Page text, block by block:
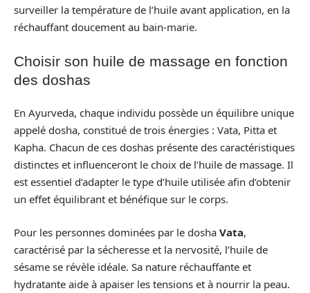
surveiller la température de l’huile avant application, en la
réchauffant doucement au bain-marie.
Choisir son huile de massage en fonction
des doshas
En Ayurveda, chaque individu possède un équilibre unique
appelé dosha, constitué de trois énergies : Vata, Pitta et
Kapha. Chacun de ces doshas présente des caractéristiques
distinctes et influenceront le choix de l’huile de massage. Il
est essentiel d’adapter le type d’huile utilisée afin d’obtenir
un effet équilibrant et bénéfique sur le corps.
Pour les personnes dominées par le dosha Vata,
caractérisé par la sécheresse et la nervosité, l’huile de
sésame se révèle idéale. Sa nature réchauffante et
hydratante aide à apaiser les tensions et à nourrir la peau.